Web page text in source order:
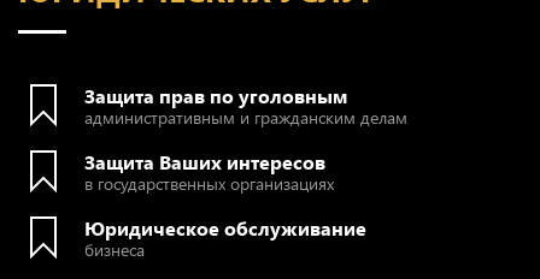
Защита прав по уголовным
административным и гражданским делам
Защита Ваших интересов
в государственных организациях
Юридическое обслуживание
бизнеса